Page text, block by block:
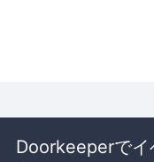
Doorkeeperでイ